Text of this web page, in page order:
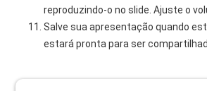
reproduzindo-o no slide. Ajuste o
Salve sua apresentação quando
estará pronta para ser